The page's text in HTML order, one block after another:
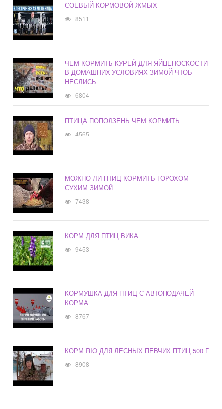
СОЕВЫЙ КОРМОВОЙ ЖМЫХ
8511
ЧЕМ КОРМИТЬ КУРЕЙ ДЛЯ ЯЙЦЕНОСКОСТИ
В ДОМАШНИХ УСЛОВИЯХ ЗИМОЙ ЧТОБ
НЕСЛИСЬ
6804
ПТИЦА ПОПОЛЗЕНЬ ЧЕМ КОРМИТЬ
4565
МОЖНО ЛИ ПТИЦ КОРМИТЬ ГОРОХОМ
СУХИМ ЗИМОЙ
7438
КОРМ ДЛЯ ПТИЦ ВИКА
9453
КОРМУШКА ДЛЯ ПТИЦ С АВТОПОДАЧЕЙ
КОРМА
8767
КОРМ RIO ДЛЯ ЛЕСНЫХ ПЕВЧИХ ПТИЦ 500 Г
8908